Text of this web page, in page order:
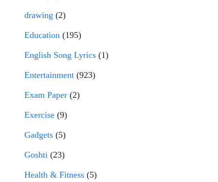
drawing (2)
Education (195)
English Song Lyrics (1)
Entertainment (923)
Exam Paper (2)
Exercise (9)
Gadgets (5)
Goshti (23)
Health & Fitness (5)